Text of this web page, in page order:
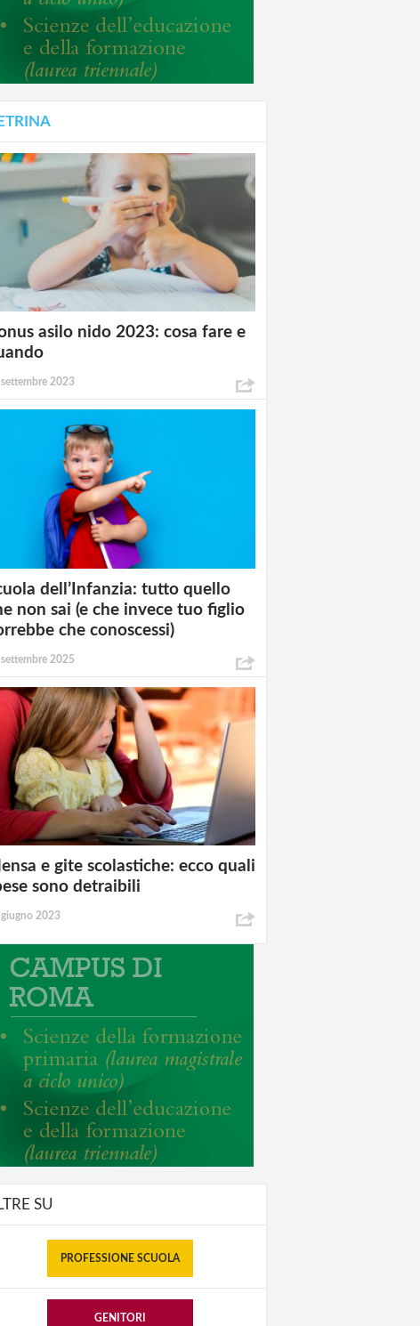
asilo nido 2023: cosa fare e
2023
dell’Infanzia: tutto quello
non sai (e che invece tuo figlio
che conoscessi)
2025
e gite scolastiche: ecco quali
sono detraibili
2023
SU
PROFESSIONE SCUOLA
GENITORI